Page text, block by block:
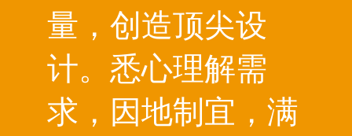
量，创造顶尖设
计。悉心理解需
求，因地制宜，满